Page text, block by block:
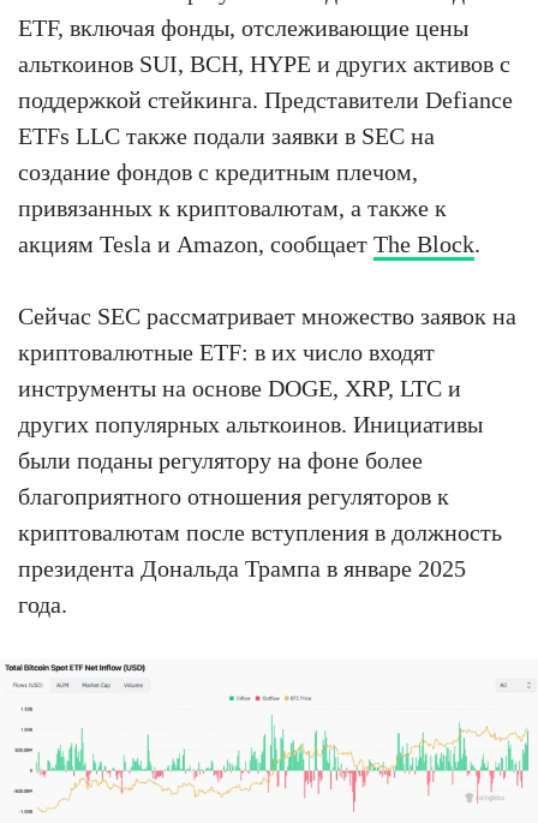
ETF, включая фонды, отслеживающие цены
альткоинов SUI, BCH, HYPE и других активов с
поддержкой стейкинга. Представители Defiance
ETFs LLC также подали заявки в SEC на
создание фондов с кредитным плечом,
привязанных к криптовалютам, а также к
акциям Tesla и Amazon, сообщает The Block.
Сейчас SEC рассматривает множество заявок на
криптовалютные ETF: в их число входят
инструменты на основе DOGE, XRP, LTC и
других популярных альткоинов. Инициативы
были поданы регулятору на фоне более
благоприятного отношения регуляторов к
криптовалютам после вступления в должность
президента Дональда Трампа в январе 2025
года.